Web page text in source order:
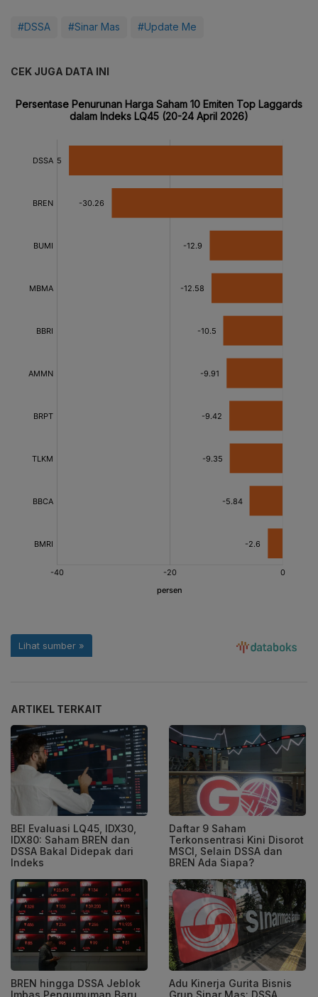
#DSSA #Sinar Mas #Update Me
CEK JUGA DATA INI
ARTIKEL TERKAIT
BEI Evaluasi LQ45, IDX30,
IDX80: Saham BREN dan
DSSA Bakal Didepak dari
Indeks
Daftar 9 Saham
Terkonsentrasi Kini Disorot
MSCI, Selain DSSA dan
BREN Ada Siapa?
BREN hingga DSSA Jeblok
Imbas Pengumuman Baru
Adu Kinerja Gurita Bisnis
Grup Sinar Mas: DSSA,